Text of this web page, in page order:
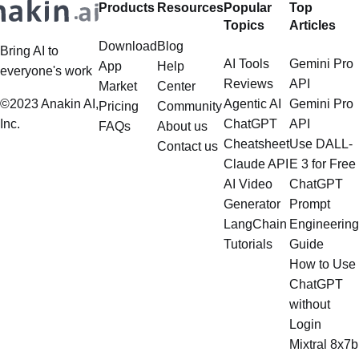
Bring AI to
everyone's work
©2023 Anakin AI,
Inc.
Products
Download
App
Market
Pricing
FAQs
Resources
Blog
Help
Center
Community
About us
Contact us
Popular
Topics
AI Tools
Reviews
Agentic AI
ChatGPT
Cheatsheet
Claude API
AI Video
Generator
LangChain
Tutorials
Top
Articles
Gemini Pro
API
Gemini Pro
API
Use DALL-
E 3 for Free
ChatGPT
Prompt
Engineering
Guide
How to Use
ChatGPT
without
Login
Mixtral 8x7b